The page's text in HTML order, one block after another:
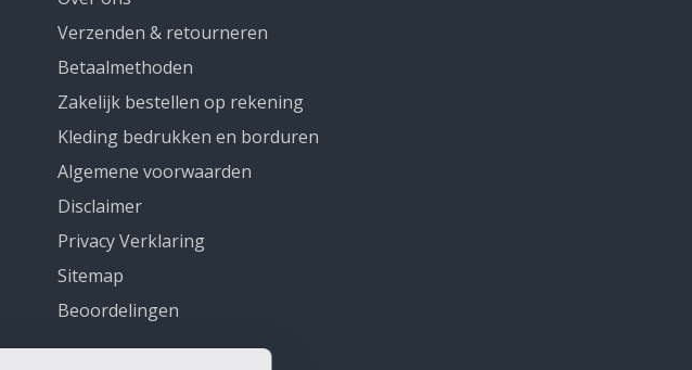
Verzenden & retourneren
Betaalmethoden
Zakelijk bestellen op rekening
Kleding bedrukken en borduren
Algemene voorwaarden
Disclaimer
Privacy Verklaring
Sitemap
Beoordelingen